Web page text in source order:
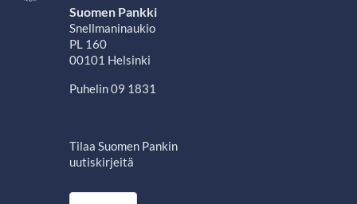
Suomen Pankki
Snellmaninaukio
PL 160
00101 Helsinki
Puhelin 09 1831
Tilaa Suomen Pankin
uutiskirjeitä